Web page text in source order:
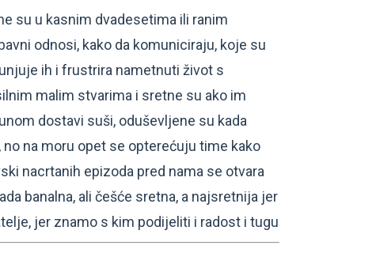
su u kasnim dvadesetima ili ranim
odnosi, kako da komuniciraju, koje su
ih i frustrira nametnuti život s
malim stvarima i sretne su ako im
dostavi suši, oduševljene su kada
no na moru opet se opterećuju time kako
nacrtanih epizoda pred nama se otvara
banalna, ali češće sretna, a najsretnija jer
jer znamo s kim podijeliti i radost i tugu